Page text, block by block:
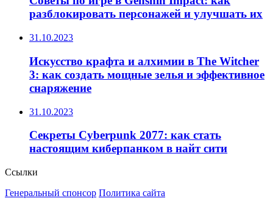
разблокировать персонажей и улучшать их
31.10.2023
Искусство крафта и алхимии в The Witcher
3: как создать мощные зелья и эффективное
снаряжение
31.10.2023
Секреты Cyberpunk 2077: как стать
настоящим киберпанком в найт сити
Ссылки
Генеральный спонсор Политика сайта